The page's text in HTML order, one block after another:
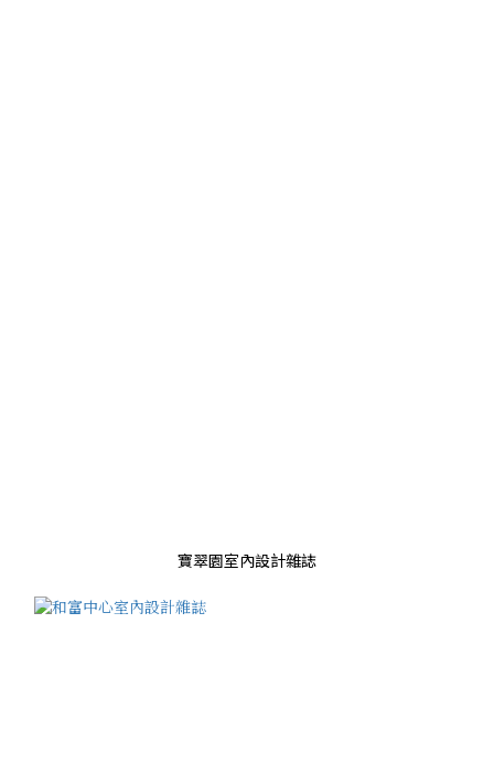
寶翠園室內設計雜誌